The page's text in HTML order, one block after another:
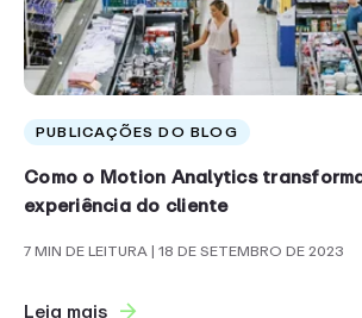
PUBLICAÇÕES DO BLOG
Como o Motion Analytics
experiência do cliente
7 MIN DE LEITURA| 18 DE SETEMBRO DE 2023
Leia mais